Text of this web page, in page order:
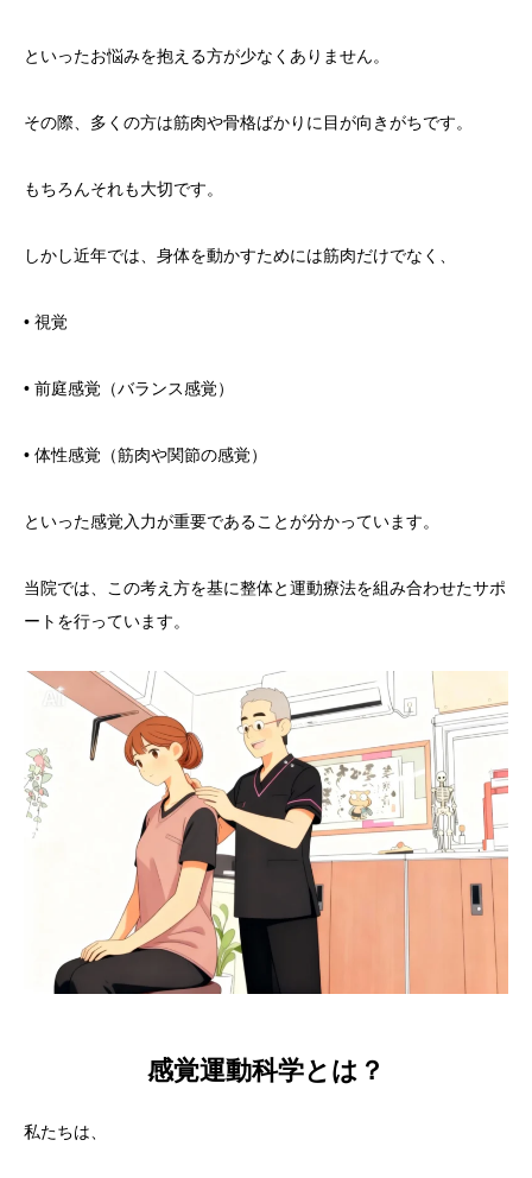
といったお悩みを抱える方が少なくありません。
その際、多くの方は筋肉や骨格ばかりに目が向きがちです。
もちろんそれも大切です。
しかし近年では、身体を動かすためには筋肉だけでなく、
• 視覚
• 前庭感覚（バランス感覚）
• 体性感覚（筋肉や関節の感覚）
といった感覚入力が重要であることが分かっています。
当院では、この考え方を基に整体と運動療法を組み合わせたサポ
ートを行っています。
感覚運動科学とは？
私たちは、